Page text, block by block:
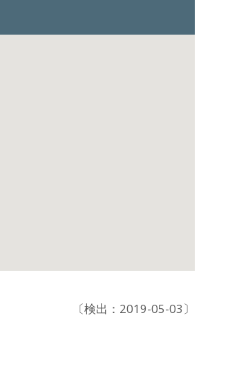
〔検出：2019-05-03〕